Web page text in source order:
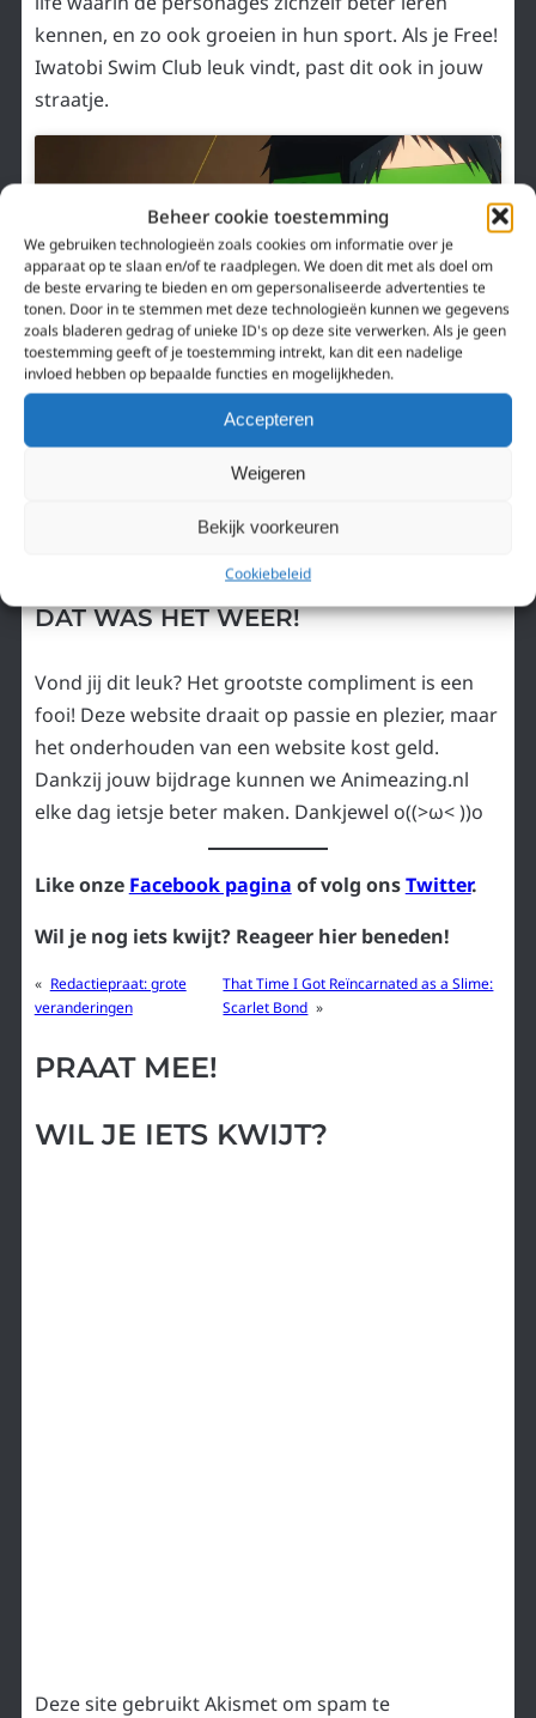
Beheer cookie toestemming
We gebruiken technologieën zoals cookies om informatie over je
apparaat op te slaan en/of te raadplegen. We doen dit met als doel om
de beste ervaring te bieden en om gepersonaliseerde advertenties te
tonen. Door in te stemmen met deze technologieën kunnen we gegevens
zoals bladeren gedrag of unieke ID's op deze site verwerken. Als je geen
toestemming geeft of je toestemming intrekt, kan dit een nadelige
invloed hebben op bepaalde functies en mogelijkheden.
Accepteren
Weigeren
Bekijk voorkeuren
Cookiebeleid
kennen, en zo ook groeien in hun sport. Als je Free!
Iwatobi Swim Club leuk vindt, past dit ook in jouw
straatje.
Klik om marketing cookies te accepteren en
deze inhoud in te schakelen
En dat waren mijn winter aanraders van Winter
2023. Welke anime series ga jij dit seizoen volgen?
DAT WAS HET WEER!
Vond jij dit leuk? Het grootste compliment is een
fooi! Deze website draait op passie en plezier, maar
het onderhouden van een website kost geld.
Dankzij jouw bijdrage kunnen we Animeazing.nl
elke dag ietsje beter maken. Dankjewel o((>ω< ))o
Like onze Facebook pagina of volg onsTwitter.
Wil je nog iets kwijt? Reageer hier beneden!
« Redactiepraat: grote
veranderingen
That Time I Got Reïncarnated as a Slime:
Scarlet Bond »
PRAAT MEE!
WIL JE IETS KWIJT?
Deze site gebruikt Akismet om spam te